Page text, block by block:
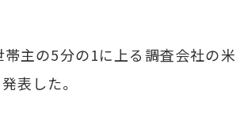
主の5分の1に上る――調査会社の米
表した。